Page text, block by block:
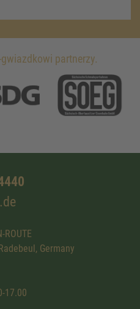
partnerzy.
ROUTE
Germany
17.00